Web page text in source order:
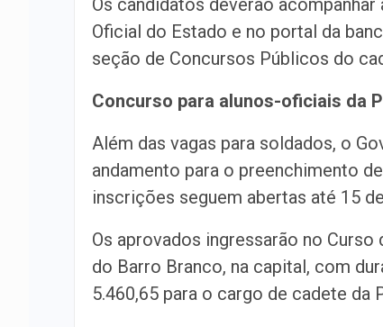
Os candidatos deverão
Oficial do Estado e no portal da
seção de Concursos Públicos do
Concurso para alunos-oficiais da
Além das vagas para soldados, o
andamento para o preenchimento
inscrições seguem abertas até 15
Os aprovados ingressarão no
do Barro Branco, na capital, com
5.460,65 para o cargo de cadete da